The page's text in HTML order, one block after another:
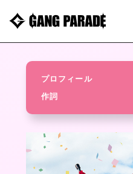
プロフィール
作詞